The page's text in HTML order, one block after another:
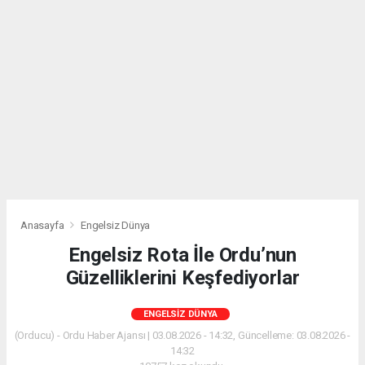
Anasayfa Engelsiz Dünya
Engelsiz Rota İle Ordu’nun
Güzelliklerini Keşfediyorlar
ENGELSIZ DÜNYA
(Orducu) - Ordu Haber Ajansı | 03.08.2026 - 14:32, Güncelleme: 03.08.2026 -
14:32